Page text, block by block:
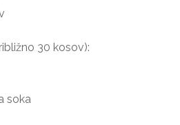
30 kosov):
soka